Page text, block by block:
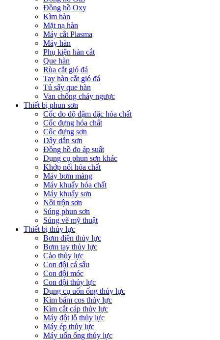
Đồng hồ Oxy
Kìm hàn
Mặt nạ hàn
Máy cắt Plasma
Máy hàn
Phụ kiện hàn cắt
Que hàn
Rùa cắt gió đá
Tay hàn cắt gió đá
Tủ sấy que hàn
Van chống cháy ngược
Thiết bị phun sơn
Cốc đo độ đậm đặc hóa chất
Cốc đựng hóa chất
Cốc đựng sơn
Dây dẫn sơn
Đồng hồ đo áp suất
Dụng cụ phun sơn khác
Khớp nối hóa chất
Máy bơm màng
Máy khuấy hóa chất
Máy khuấy sơn
Nồi trộn sơn
Súng phun sơn
Súng vẽ mỹ thuật
Thiết bị thủy lực
Bơm điện thủy lực
Bơm tay thủy lực
Cảo thủy lực
Con đội cá sấu
Con đội móc
Con đội thủy lực
Dụng cụ uốn ống thủy lực
Kìm bấm cos thủy lực
Kìm cắt cáp thủy lực
Máy đột lỗ thủy lực
Máy ép thủy lực
Máy uốn ống thủy lực